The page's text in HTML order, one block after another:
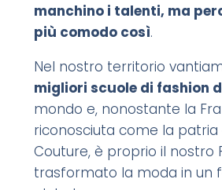
manchino i talenti, ma
più comodo così.
Nel nostro territorio
migliori scuole di fashion
mondo e, nonostante la
riconosciuta come la patria
Couture, è proprio il nostro
trasformato la moda in un